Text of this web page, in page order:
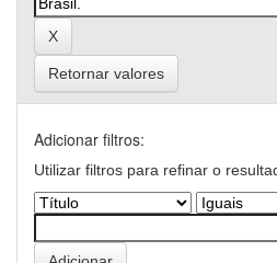
Retornar valores
Adicionar filtros:
Utilizar filtros para refinar o